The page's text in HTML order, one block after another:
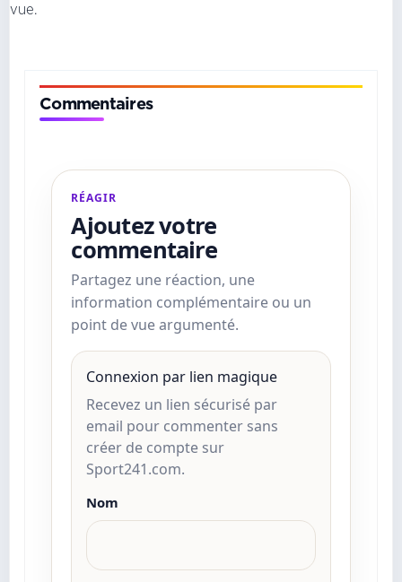
vue.
Commentaires
RÉAGIR
Ajoutez votre
commentaire
Partagez une réaction, une
information complémentaire ou un
point de vue argumenté.
Connexion par lien magique
Recevez un lien sécurisé par
email pour commenter sans
créer de compte sur
Sport241.com.
Nom